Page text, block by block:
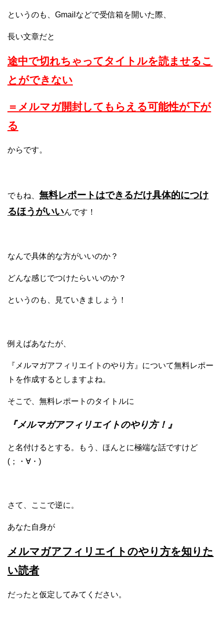
というのも、Gmailなどで受信箱を開いた際、
長い文章だと
途中で切れちゃってタイトルを読ませるこ
とができない
＝メルマガ開封してもらえる可能性が下が
る
からです。
でもね、 無料レポートはできるだけ具体的につけ
るほうがいいんです！
なんで具体的な方がいいのか？
どんな感じでつけたらいいのか？
というのも、見ていきましょう！
例えばあなたが、
『メルマガアフィリエイトのやり方』について無料レポー
トを作成するとしますよね。
そこで、無料レポートのタイトルに
『メルマガアフィリエイトのやり方！』
と名付けるとする。もう、ほんとに極端な話ですけど
(；・∀・)
さて、ここで逆に。
あなた自身が
メルマガアフィリエイトのやり方を知りた
い読者
だったと仮定してみてください。